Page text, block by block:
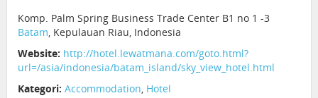
Komp. Palm Spring Business Trade Center B1 no 1 -3
Batam, Kepulauan Riau, Indonesia
Website: http://hotel.lewatmana.com/goto.html?
url=/asia/indonesia/batam_island/sky_view_hotel.html
Kategori: Accommodation, Hotel